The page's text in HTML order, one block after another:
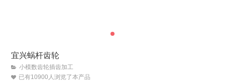
宜兴蜗杆齿轮
小模数齿轮插齿加工
已有10900人浏览了本产品